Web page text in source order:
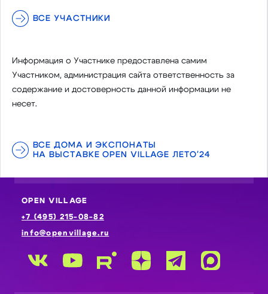
ВСЕ УЧАСТНИКИ
Информация о Участнике предоставлена самим
Участником, администрация сайта ответственность за
содержание и достоверность данной информации не
несет.
ВСЕ ДОМА И ЭКСПОНАТЫ
НА ВЫСТАВКЕ OPEN VILLAGE ЛЕТО'24
OPEN VILLAGE
+7 (495) 215-08-82
info@openvillage.ru